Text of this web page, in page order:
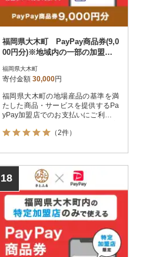
福岡県大木町 PayPay商品券(9,0
00円分)※地域内の一部の加盟店
福岡県大木町
寄付金額 30,000円
福岡県大木町の地場産品の基準を満
たした商品・サービスを提供するPa
yPay加盟店でのお支払いにご利用い
はPayPay商品券を受け取れませんの
（2件）
18